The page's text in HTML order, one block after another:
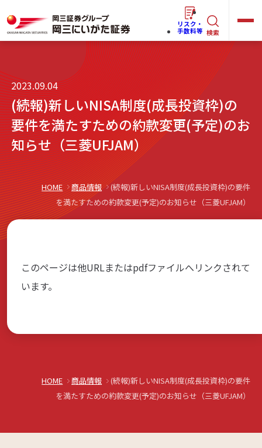
ー
ワ
ー
ド
で
探
す
らくらくネット情報便
法人(オーナー)さま向けサービス
商品・サービス
店舗のご案内
リスク・
手数料等 検索
キ
ー
ド
で
探
す
2023.09.04
(続報)新しいNISA制度(成長投資枠)の
要件を満たすための約款変更(予定)のお
知らせ（三菱UFJAM）
HOME 商品情報
(続報)新しいNISA制度(成長投資枠)の要件
を満たすための約款変更(予定)のお知らせ（三菱UFJAM）
このページは他URLまたはpdfファイルへリンクされて
います。
HOME 商品情報
(続報)新しいNISA制度(成長投資枠)の要件
を満たすための約款変更(予定)のお知らせ（三菱UFJAM）